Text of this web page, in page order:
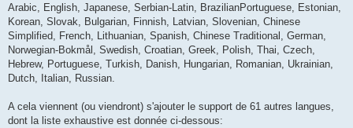
g
Arabic, English, Japanese, Serbian-Latin, BrazilianPortuguese, Estonian,
Korean, Slovak, Bulgarian, Finnish, Latvian, Slovenian, Chinese
Simplified, French, Lithuanian, Spanish, Chinese Traditional, German,
Norwegian-Bokmål, Swedish, Croatian, Greek, Polish, Thai, Czech,
Hebrew, Portuguese, Turkish, Danish, Hungarian, Romanian, Ukrainian,
Dutch, Italian, Russian.
A cela viennent (ou viendront) s'ajouter le support de 61 autres langues,
dont la liste exhaustive est donnée ci-dessous: